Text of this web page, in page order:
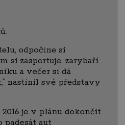
odpočine si
si zasportuje, zarybaří
a večer si dá
nastínil své představy
je v plánu dokončit
padesát aut